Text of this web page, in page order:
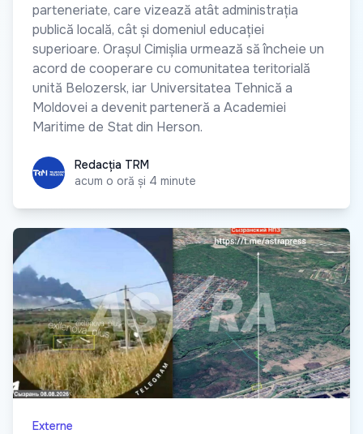
parteneriate, care vizează atât administrația
publică locală, cât și domeniul educației
superioare. Orașul Cimișlia urmează să încheie un
acord de cooperare cu comunitatea teritorială
unită Belozersk, iar Universitatea Tehnică a
Moldovei a devenit parteneră a Academiei
Maritime de Stat din Herson.
Redacția TRM
Redacția TRM
acum o oră și 4 minute
Externe